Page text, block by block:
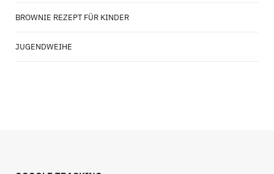
BROWNIE REZEPT FÜR KINDER
JUGENDWEIHE